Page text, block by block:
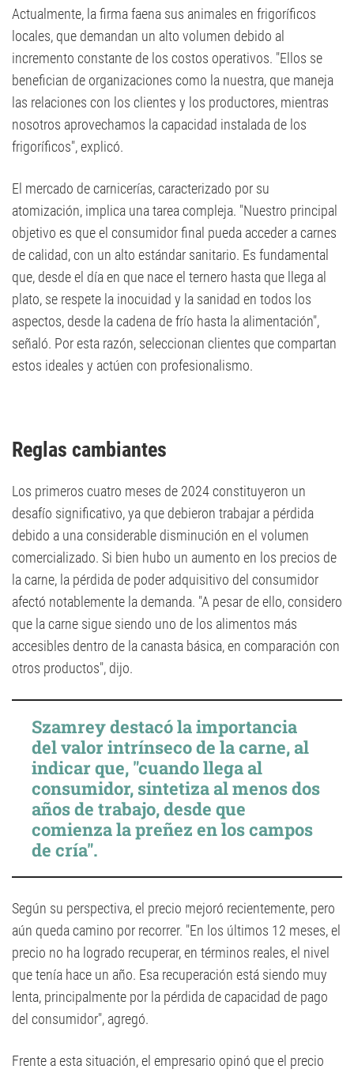
Actualmente, la firma faena sus animales en frigoríficos
locales, que demandan un alto volumen debido al
incremento constante de los costos operativos. "Ellos se
benefician de organizaciones como la nuestra, que maneja
las relaciones con los clientes y los productores, mientras
nosotros aprovechamos la capacidad instalada de los
frigoríficos", explicó.
El mercado de carnicerías, caracterizado por su
atomización, implica una tarea compleja. "Nuestro principal
objetivo es que el consumidor final pueda acceder a carnes
de calidad, con un alto estándar sanitario. Es fundamental
que, desde el día en que nace el ternero hasta que llega al
plato, se respete la inocuidad y la sanidad en todos los
aspectos, desde la cadena de frío hasta la alimentación",
señaló. Por esta razón, seleccionan clientes que compartan
estos ideales y actúen con profesionalismo.
Reglas cambiantes
Los primeros cuatro meses de 2024 constituyeron un
desafío significativo, ya que debieron trabajar a pérdida
debido a una considerable disminución en el volumen
comercializado. Si bien hubo un aumento en los precios de
la carne, la pérdida de poder adquisitivo del consumidor
afectó notablemente la demanda. "A pesar de ello, considero
que la carne sigue siendo uno de los alimentos más
accesibles dentro de la canasta básica, en comparación con
otros productos", dijo.
Szamrey destacó la importancia
del valor intrínseco de la carne, al
indicar que, "cuando llega al
consumidor, sintetiza al menos dos
años de trabajo, desde que
comienza la preñez en los campos
de cría".
Según su perspectiva, el precio mejoró recientemente, pero
aún queda camino por recorrer. "En los últimos 12 meses, el
precio no ha logrado recuperar, en términos reales, el nivel
que tenía hace un año. Esa recuperación está siendo muy
lenta, principalmente por la pérdida de capacidad de pago
del consumidor", agregó.
Frente a esta situación, el empresario opinó que el precio